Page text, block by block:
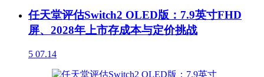
任天堂评估Switch2 OLED版：7.9英寸FHD
屏、2028年上市存成本与定价挑战
5 07.14